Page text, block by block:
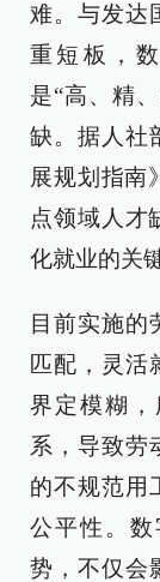
难。与发达
重短板，
是“高、精
缺。据人社
展规划指南
点领域人才
化就业的关
目前实施的
匹配，灵活
界定模糊
系，导致劳
的不规范用
公平性。
势，不仅会